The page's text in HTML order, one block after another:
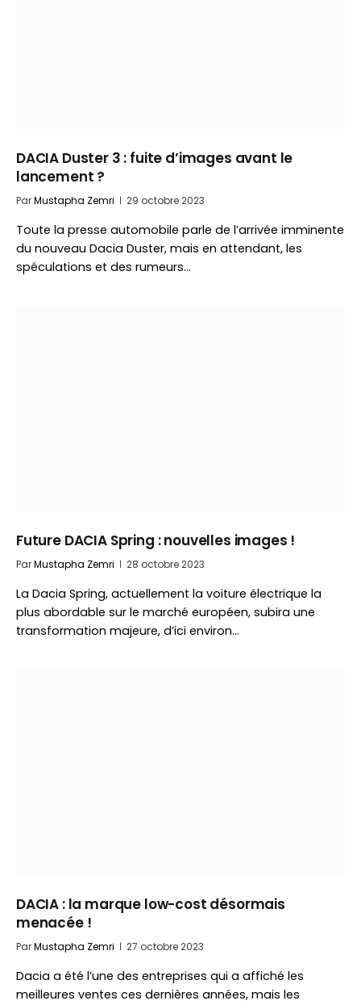
DACIA Duster 3 : fuite d’images avant le
lancement ?
ParMustapha Zemri 29 octobre 2023
Toute la presse automobile parle de l’arrivée imminente
du nouveau Dacia Duster, mais en attendant, les
spéculations et des rumeurs…
Future DACIA Spring : nouvelles images !
ParMustapha Zemri 28 octobre 2023
La Dacia Spring, actuellement la voiture électrique la
plus abordable sur le marché européen, subira une
transformation majeure, d’ici environ…
DACIA : la marque low-cost désormais
menacée !
ParMustapha Zemri 27 octobre 2023
Dacia a été l’une des entreprises qui a affiché les
meilleures ventes ces dernières années, mais les